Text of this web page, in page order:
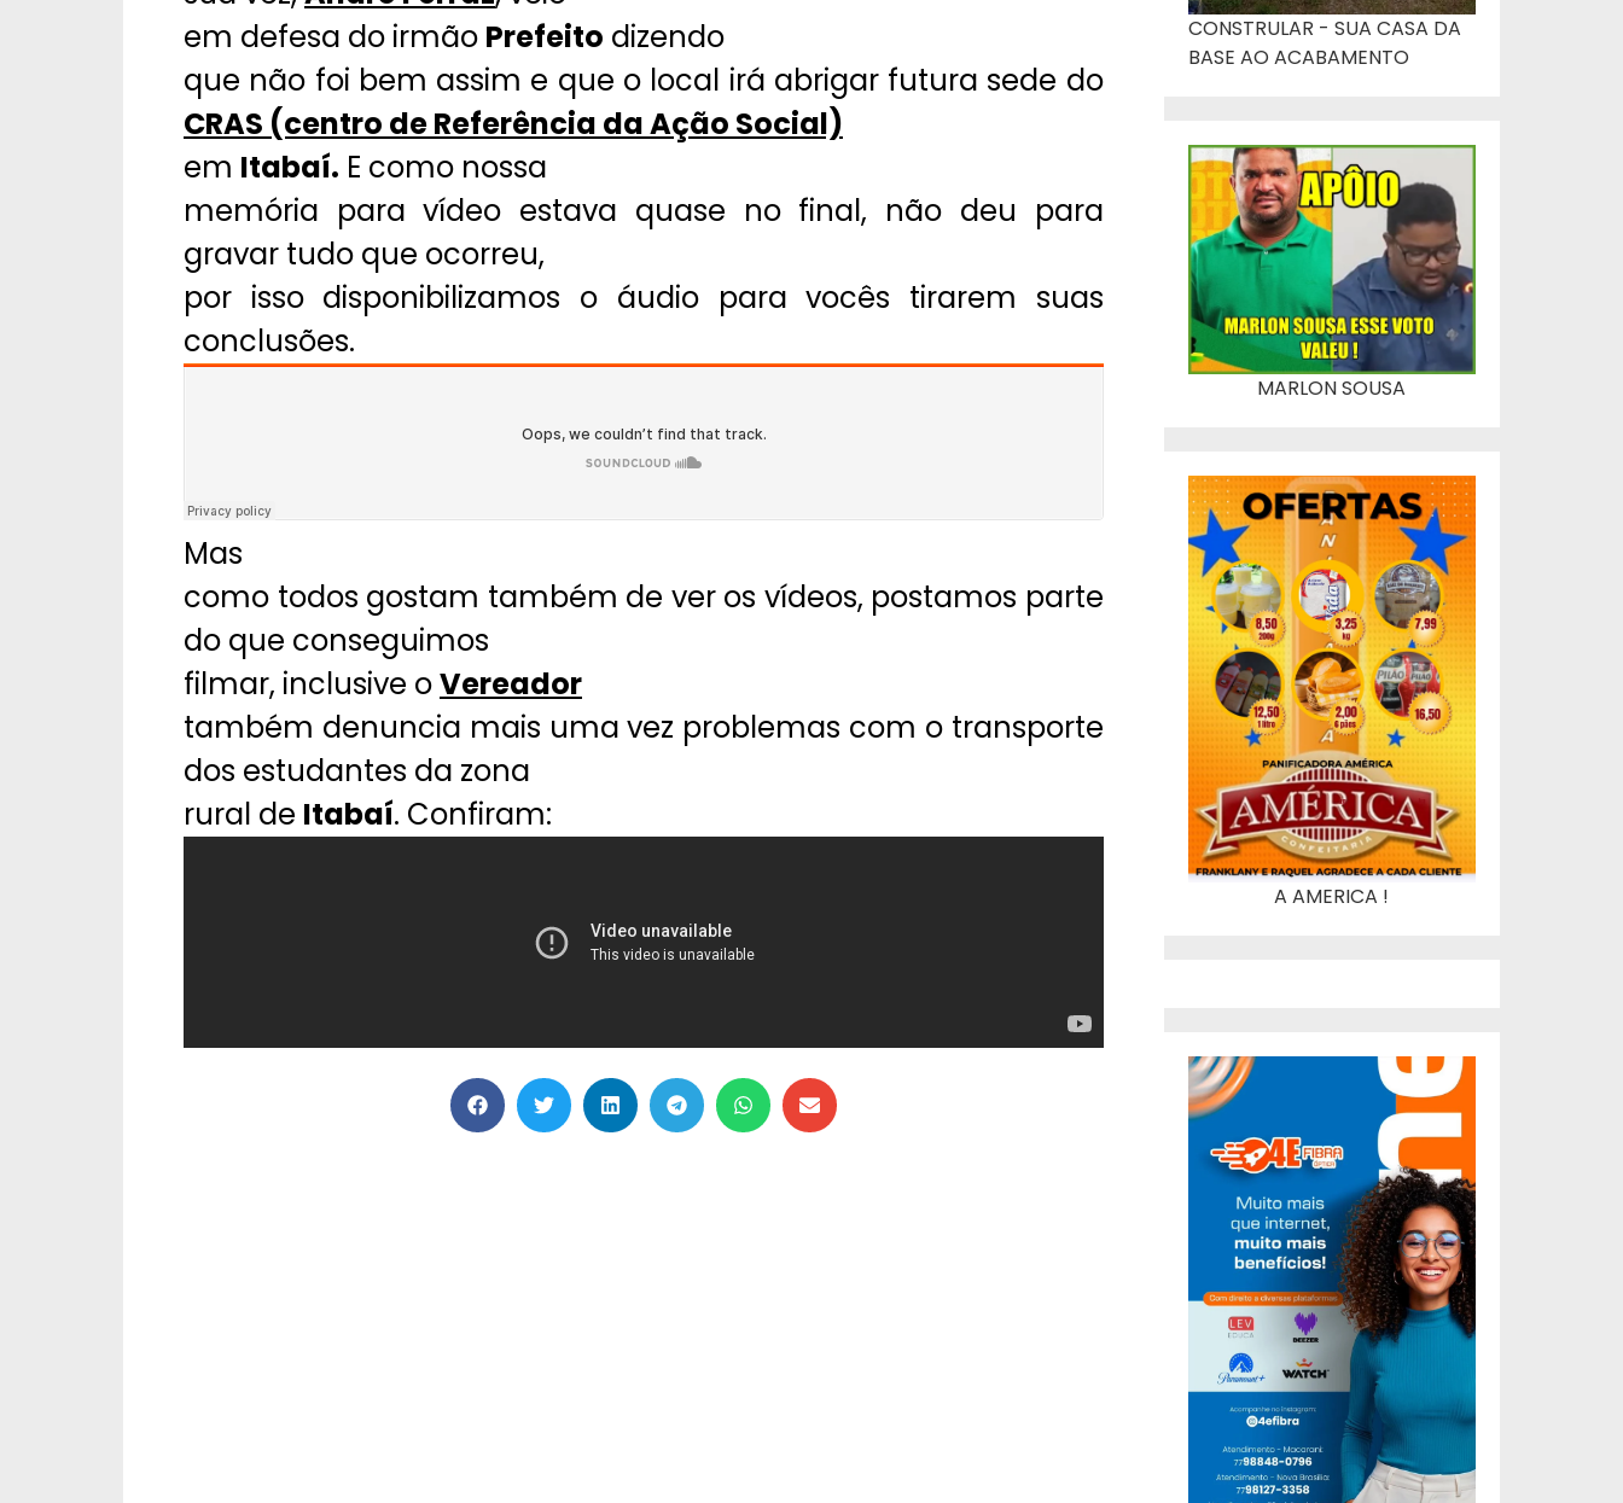
em defesa do irmão Prefeito dizendo
que não foi bem assim e que o local irá abrigar futura sede do
CRAS (centro de Referência da Ação Social)
em Itabaí. E como nossa
memória para vídeo estava quase no final, não deu para
gravar tudo que ocorreu,
por isso disponibilizamos o áudio para vocês tirarem suas
conclusões.
Mas
como todos gostam também de ver os vídeos, postamos parte
do que conseguimos
filmar, inclusive oVereador
também denuncia mais uma vez problemas com o transporte
dos estudantes da zona
rural de Itabaí. Confiram:
CONSTRULAR - SUA CASA DA
BASE AO ACABAMENTO
MARLON SOUSA
A AMERICA !